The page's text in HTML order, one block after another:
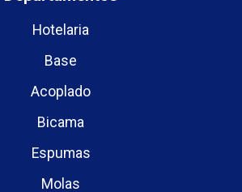
Hotelaria
Base
Acoplado
Bicama
Espumas
Molas